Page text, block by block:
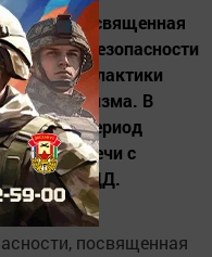
посвященная
ради безопасности
профилактики
травматизма. В
района в период
встречи с
ГИБДД.
посвященная